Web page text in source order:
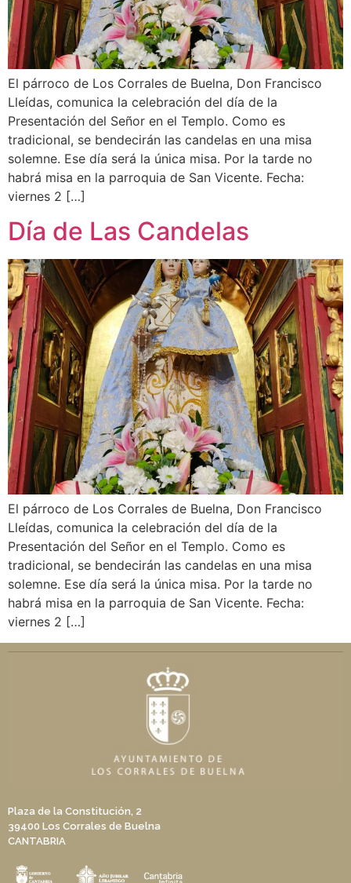
El párroco de Los Corrales de Buelna, Don Francisco
Lleídas, comunica la celebración del día de la
Presentación del Señor en el Templo. Como es
tradicional, se bendecirán las candelas en una misa
solemne. Ese día será la única misa. Por la tarde no
habrá misa en la parroquia de San Vicente. Fecha:
viernes 2 […]
Día de Las Candelas
El párroco de Los Corrales de Buelna, Don Francisco
Lleídas, comunica la celebración del día de la
Presentación del Señor en el Templo. Como es
tradicional, se bendecirán las candelas en una misa
solemne. Ese día será la única misa. Por la tarde no
habrá misa en la parroquia de San Vicente. Fecha:
viernes 2 […]
Plaza de la Constitución, 2
39400 Los Corrales de Buelna
CANTABRIA